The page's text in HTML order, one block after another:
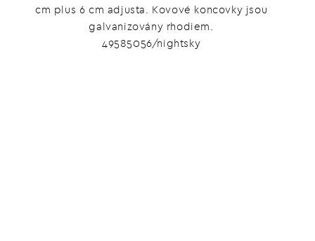
cm plus 6 cm adjusta. Kovové koncovky jsou
galvanizovány rhodiem.
49585056/nightsky